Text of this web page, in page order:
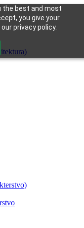
the best and most
you give your
privacy policy.